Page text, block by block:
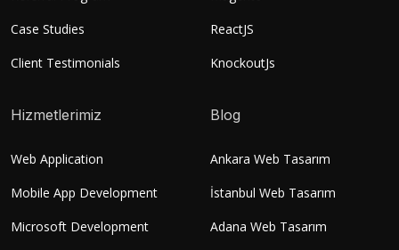
Case Studies
Client Testimonials
ReactJS
KnockoutJs
Hizmetlerimiz
Web Application
Mobile App Development
Microsoft Development
Blog
Ankara Web Tasarım
İstanbul Web Tasarım
Adana Web Tasarım